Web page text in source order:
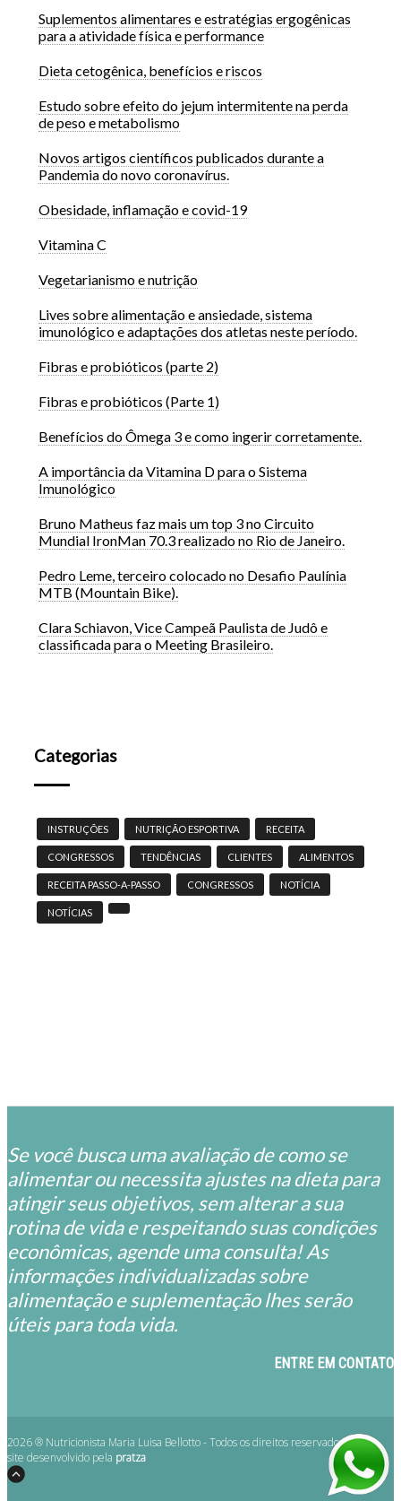
Suplementos alimentares e estratégias ergogênicas
para a atividade física e performance
Dieta cetogênica, benefícios e riscos
Estudo sobre efeito do jejum intermitente na perda
de peso e metabolismo
Novos artigos científicos publicados durante a
Pandemia do novo coronavírus.
Obesidade, inflamação e covid-19
Vitamina C
Vegetarianismo e nutrição
Lives sobre alimentação e ansiedade, sistema
imunológico e adaptações dos atletas neste período.
Fibras e probióticos (parte 2)
Fibras e probióticos (Parte 1)
Benefícios do Ômega 3 e como ingerir corretamente.
A importância da Vitamina D para o Sistema
Imunológico
Bruno Matheus faz mais um top 3 no Circuito
Mundial IronMan 70.3 realizado no Rio de Janeiro.
Pedro Leme, terceiro colocado no Desafio Paulínia
MTB (Mountain Bike).
Clara Schiavon, Vice Campeã Paulista de Judô e
classificada para o Meeting Brasileiro.
Categorias
INSTRUÇÕES NUTRIÇÃO ESPORTIVA RECEITA
CONGRESSOS TENDÊNCIAS CLIENTES ALIMENTOS
RECEITA PASSO-A-PASSO CONGRESSOS NOTÍCIA
NOTÍCIAS
Se você busca uma avaliação de como se
alimentar ou necessita ajustes na dieta para
atingir seus objetivos, sem alterar a sua
rotina de vida e respeitando suas condições
econômicas, agende uma consulta! As
informações individualizadas sobre
alimentação e suplementação lhes serão
úteis para toda vida.
ENTRE EM CONTATO
2026 ® Nutricionista Maria Luisa Bellotto - Todos os direitos reservados.
site desenvolvido pela pratza